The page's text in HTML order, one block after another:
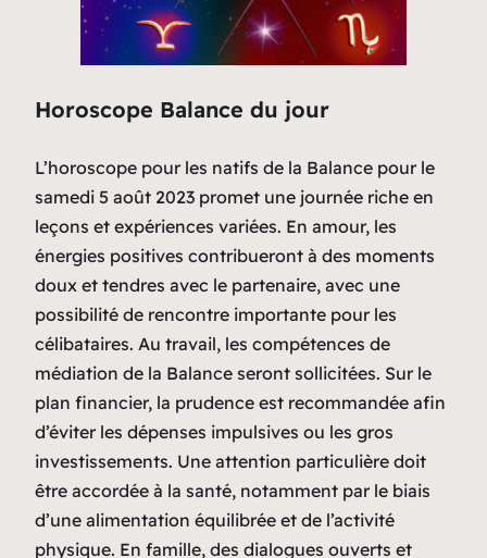
Horoscope Balance du jour
L’horoscope pour les natifs de la Balance pour le
samedi 5 août 2023 promet une journée riche en
leçons et expériences variées. En amour, les
énergies positives contribueront à des moments
doux et tendres avec le partenaire, avec une
possibilité de rencontre importante pour les
célibataires. Au travail, les compétences de
médiation de la Balance seront sollicitées. Sur le
plan financier, la prudence est recommandée afin
d’éviter les dépenses impulsives ou les gros
investissements. Une attention particulière doit
être accordée à la santé, notamment par le biais
d’une alimentation équilibrée et de l’activité
physique. En famille, des dialogues ouverts et